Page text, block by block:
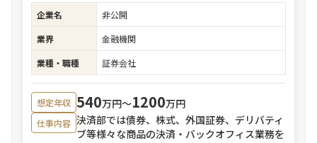
企業名
非公開
業界
金融機関
業種・職種
証券会社
想定年収 540万円〜1200万円
仕事内容 決済部では債券、株式、外国証券、デリバティ
ブ等様々な商品の決済・バックオフィス業務を